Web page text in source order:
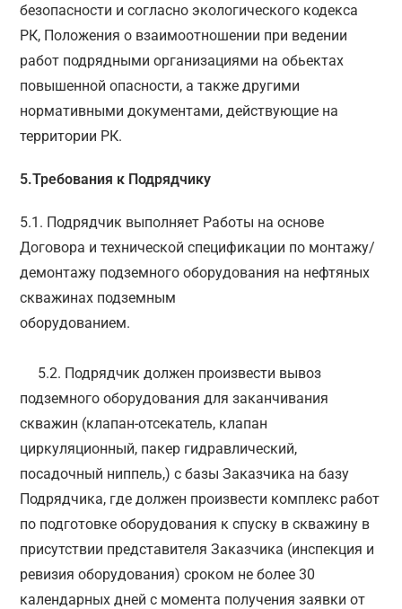
безопасности и согласно экологического кодекса
РК, Положения о взаимоотношении при ведении
работ подрядными организациями на обьектах
повышенной опасности, а также другими
нормативными документами, действующие на
территории РК.
5.Требования к Подрядчику
5.1. Подрядчик выполняет Работы на основе
Договора и технической спецификации по монтажу/
демонтажу подземного оборудования на нефтяных
скважинах подземным
оборудованием.
5.2. Подрядчик должен произвести вывоз
подземного оборудования для заканчивания
скважин (клапан-отсекатель, клапан
циркуляционный, пакер гидравлический,
посадочный ниппель,) с базы Заказчика на базу
Подрядчика, где должен произвести комплекс работ
по подготовке оборудования к спуску в скважину в
присутствии представителя Заказчика (инспекция и
ревизия оборудования) сроком не более 30
календарных дней с момента получения заявки от